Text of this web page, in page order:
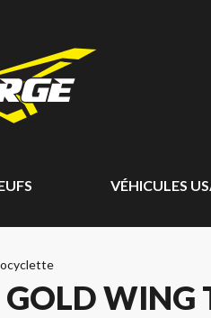
VÉHICULES
WING